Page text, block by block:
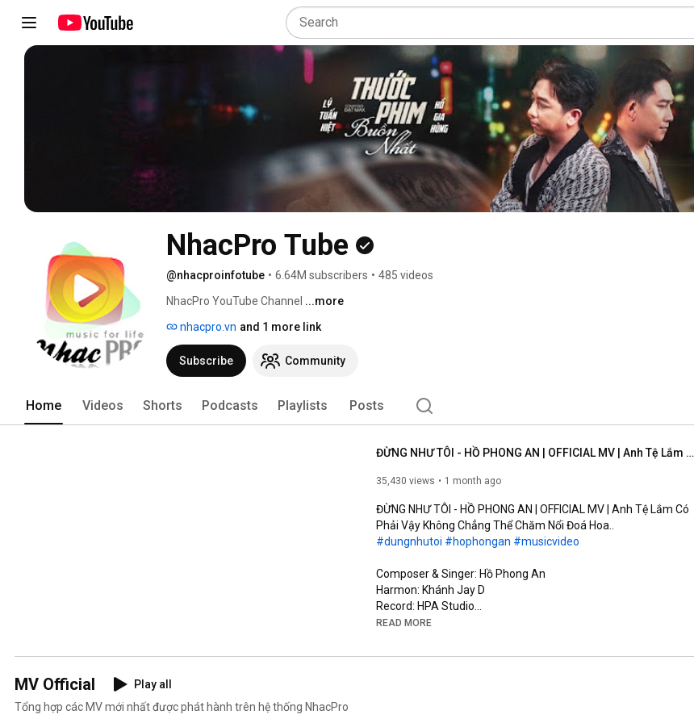
NhacPro Tube
@nhacproinfotube • 6.64M subscribers • 485 videos
NhacPro YouTube Channel ...more
nhacpro.vn and 1 more link
Subscribe Community
Home Videos Shorts Podcasts Playlists Posts
ĐỪNG NHƯ TÔI - HỒ PHONG AN | OFFICIAL MV | Anh Tệ Lắm Có Phải Vậy Không Chẳng Thể Chăm Nổi Đoá Hoa..
35,430 views 1 month ago
ĐỪNG NHƯ TÔI - HỒ PHONG AN | OFFICIAL MV | Anh Tệ Lắm Có
#dungnhutoi #hophongan #musicvideo
Composer & Singer: Hồ Phong An
Harmon: Khánh Jay D
Record: HPA Studio
Mix Master & Background Vocal: Đinh Hoàng Quốc
Screenwriter: Võ Thị Bích Trâm
READ MORE
MV Official
Play all
Tổng hợp các MV mới nhất được phát hành trên hệ thống NhacPro